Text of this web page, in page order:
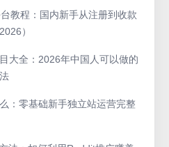
教程：国内新手从注册到收款
）
大全：2026年中国人可以做的
：零基础新手独立站运营完整